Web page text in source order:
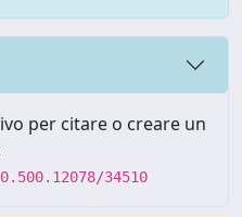
per citare o creare un
34510